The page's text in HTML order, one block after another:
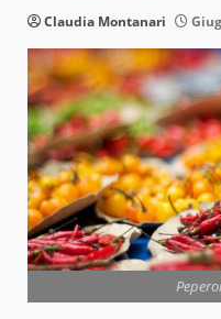
Claudia Montanari